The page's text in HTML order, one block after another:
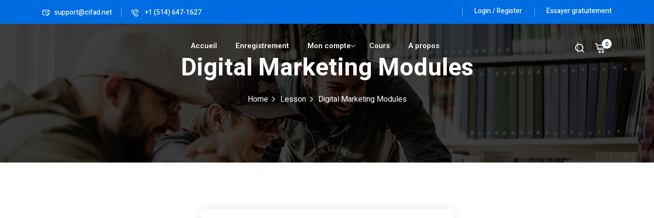
support@cifad.net +1 (514) 647-1627 Login / Register Essayer gratuitement
Accueil Enregistrement Mon compte Cours A propos 0
Digital Marketing Modules
Home Lesson Digital Marketing Modules
Sign in Sign up
Sign in
Don’t have an account?